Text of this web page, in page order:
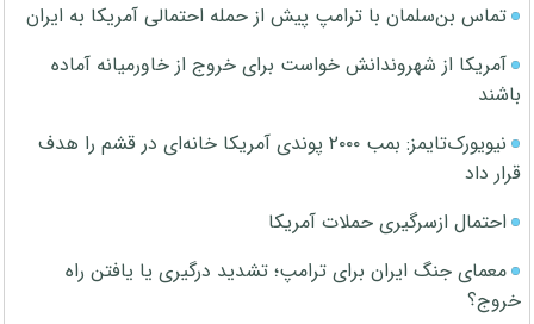
تماس بن‌سلمان با ترامپ پیش از حمله احتمالی آمریکا به ایران
آمریکا از شهروندانش خواست برای خروج از خاورمیانه آماده
باشند
نیویورک‌تایمز: بمب ۲۰۰۰ پوندی آمریکا خانه‌ای در قشم را هدف
قرار داد
احتمال ازسرگیری حملات آمریکا
معمای جنگ ایران برای ترامپ؛ تشدید درگیری یا یافتن راه
خروج؟